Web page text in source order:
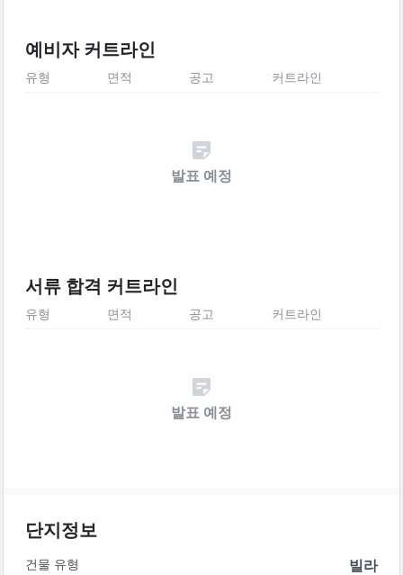
예비자 커트라인
유형 면적 공고 커트라인
발표 예정
서류 합격 커트라인
유형 면적 공고 커트라인
발표 예정
단지정보
건물 유형 빌라